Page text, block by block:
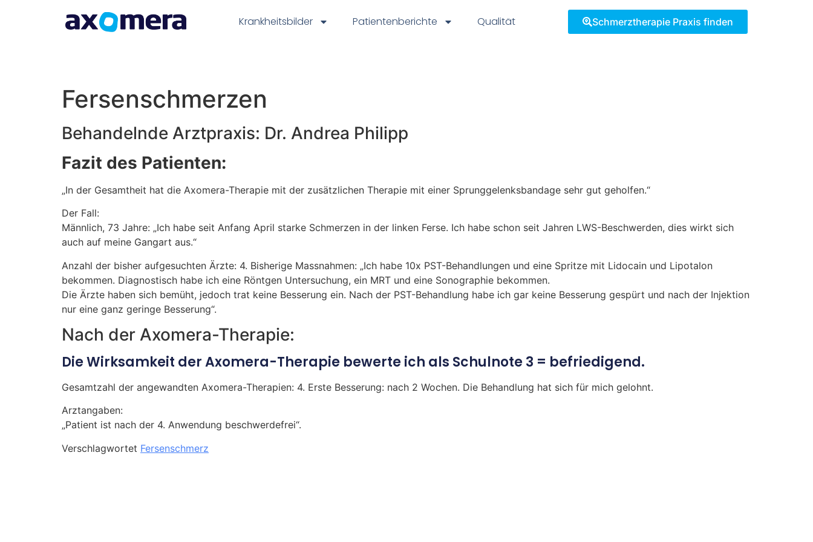
Krankheitsbilder Patientenberichte Qualität Schmerztherapie Praxis finden
Fersenschmerzen
Behandelnde Arztpraxis: Dr. Andrea Philipp
Fazit des Patienten:
„In der Gesamtheit hat die Axomera-Therapie mit der zusätzlichen Therapie mit einer Sprunggelenksbandage sehr gut geholfen.“
Der Fall:
Männlich, 73 Jahre: „Ich habe seit Anfang April starke Schmerzen in der linken Ferse. Ich habe schon seit Jahren LWS-Beschwerden, dies wirkt sich
auch auf meine Gangart aus.“
Anzahl der bisher aufgesuchten Ärzte: 4. Bisherige Massnahmen: „Ich habe 10x PST-Behandlungen und eine Spritze mit Lidocain und Lipotalon
bekommen. Diagnostisch habe ich eine Röntgen Untersuchung, ein MRT und eine Sonographie bekommen.
Die Ärzte haben sich bemüht, jedoch trat keine Besserung ein. Nach der PST-Behandlung habe ich gar keine Besserung gespürt und nach der Injektion
nur eine ganz geringe Besserung“.
Nach der Axomera-Therapie:
Die Wirksamkeit der Axomera-Therapie bewerte ich als Schulnote 3 = befriedigend.
Gesamtzahl der angewandten Axomera-Therapien: 4. Erste Besserung: nach 2 Wochen. Die Behandlung hat sich für mich gelohnt.
Arztangaben:
„Patient ist nach der 4. Anwendung beschwerdefrei“.
Verschlagwortet Fersenschmerz